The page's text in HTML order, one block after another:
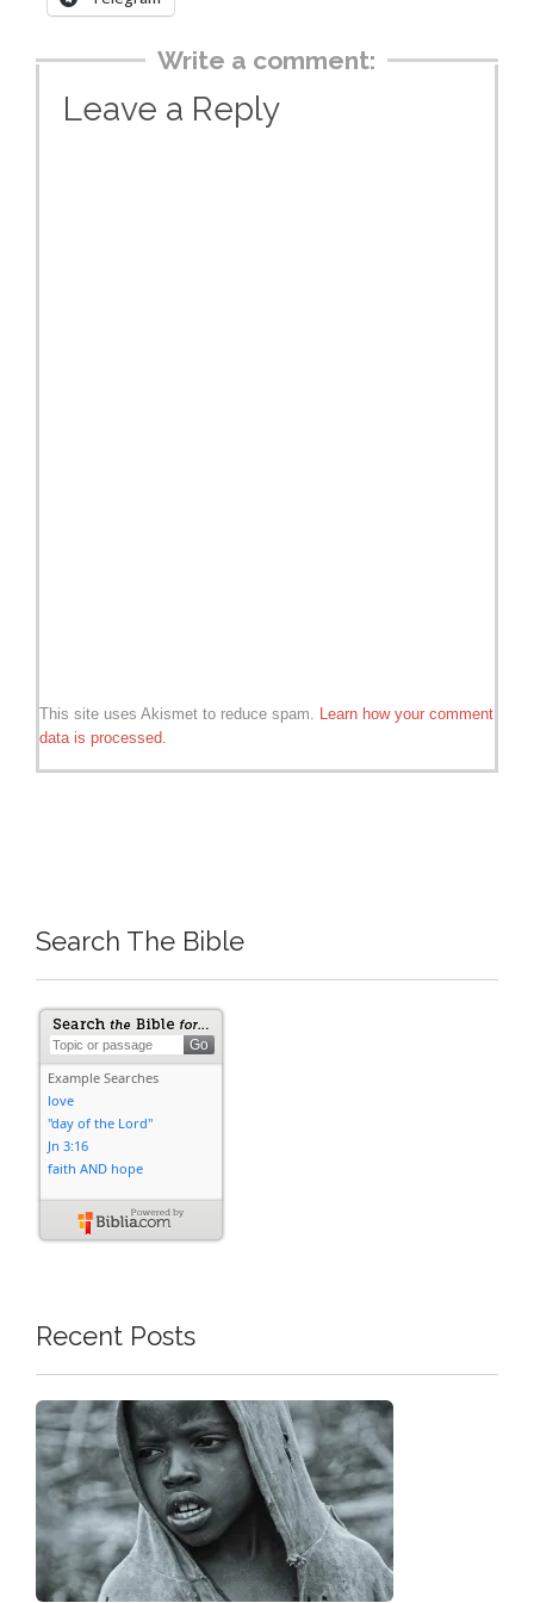
Write a comment:
Leave a Reply
This site uses Akismet to reduce spam. Learn how your comment
data is processed.
Search The Bible
Recent Posts